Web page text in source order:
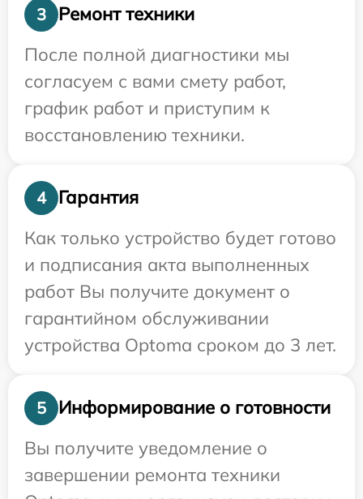
3
Ремонт техники
После полной диагностики мы
согласуем с вами смету работ,
график работ и приступим к
восстановлению техники.
4
Гарантия
Как только устройство будет готово
и подписания акта выполненных
работ Вы получите документ о
гарантийном обслуживании
устройства Optoma сроком до 3 лет.
5
Информирование о готовности
Вы получите уведомление о
завершении ремонта техники